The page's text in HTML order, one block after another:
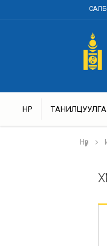
НҮҮР ТАНИЛЦУУЛГА
Нүүр